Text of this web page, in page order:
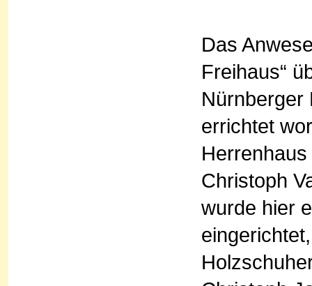
Das
Freihaus“
Nürnberger
errichtet
Christoph
wurde hier